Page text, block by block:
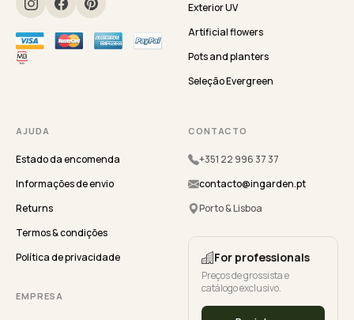
Exterior UV
Artificial flowers
Pots and planters
Seleção Evergreen
AJUDA
Estado da encomenda
Informações de envio
Returns
Termos & condições
Política de privacidade
EMPRESA
CONTACTO
+351 22 996 37 37
contacto@ingarden.pt
Porto & Lisboa
For professionals
Preços de grossista e
catálogo exclusivo.